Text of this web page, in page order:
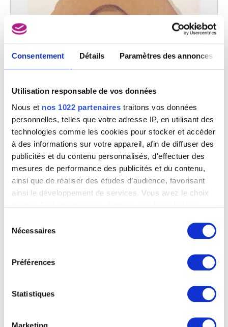
Consentement Détails Paramètres des annonces
Utilisation responsable de vos données
Nous et nos 1022 partenaires traitons vos données
personnelles, telles que votre adresse IP, en utilisant des
technologies comme les cookies pour stocker et accéder
à des informations sur votre appareil, afin de diffuser des
publicités et du contenu personnalisés, d'effectuer des
mesures de performance des publicités et du contenu,
ainsi que de réaliser des études d’audience, favorisant
ainsi le développement de services. Vous avez le choix
quant à l'utilisation de vos données et à leurs finalités.
tout moment en consultant la Déclaration relative aux
cookies ou en cliquant sur l'icône de confidentialité.
Si vous le permettez, nous aimerions également :
géographique qui peuvent être précises à plusieurs
mètres près
pour en relever les caractéristiques spécifiques
Nécessaires
Préférences
Statistiques
Portrait de Jean Charles Houzeau
Portrait de Jean Robie
Eugène Broerman